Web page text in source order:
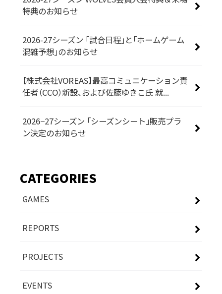
特典のお知らせ
2026-27シーズン 「試合日程」と「ホームゲーム
混雑予想」のお知らせ
【株式会社VOREAS】最高コミュニケーション責
任者（CCO）新設、および佐藤ゆきこ氏 就...
2026−27シーズン 「シーズンシート」販売プラ
ン決定のお知らせ
CATEGORIES
GAMES
REPORTS
PROJECTS
EVENTS